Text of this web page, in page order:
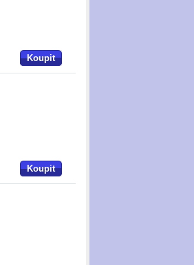
Koupit
Koupit